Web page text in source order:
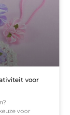
voor
voor